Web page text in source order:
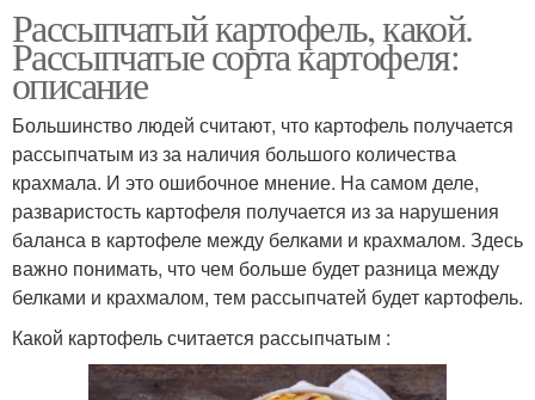
Рассыпчатый картофель, какой.
Рассыпчатые сорта картофеля:
описание
Большинство людей считают, что картофель получается
рассыпчатым из за наличия большого количества
крахмала. И это ошибочное мнение. На самом деле,
разваристость картофеля получается из за нарушения
баланса в картофеле между белками и крахмалом. Здесь
важно понимать, что чем больше будет разница между
белками и крахмалом, тем рассыпчатей будет картофель.
Какой картофель считается рассыпчатым :